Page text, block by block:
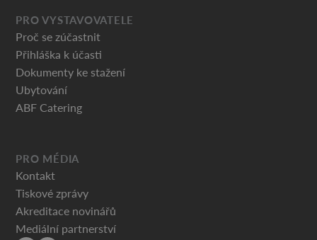
PRO VYSTAVOVATELE
Proč se zúčastnit
Přihláška k účasti
Dokumenty ke stažení
Ubytování
ABF Catering
PRO MÉDIA
Kontakt
Tiskové zprávy
Akreditace novinářů
Mediální partnerství